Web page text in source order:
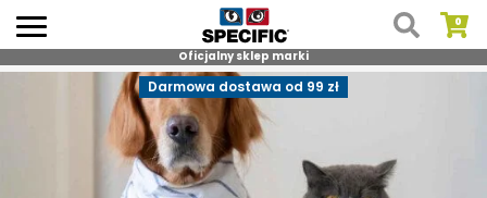
Skip
Oficjalny sklep marki
Darmowa dostawa od 99 zł